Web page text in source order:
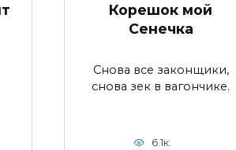
Корешок мой
Сенечка
Снова все законщики,
снова зек в вагончике.
6.1к.